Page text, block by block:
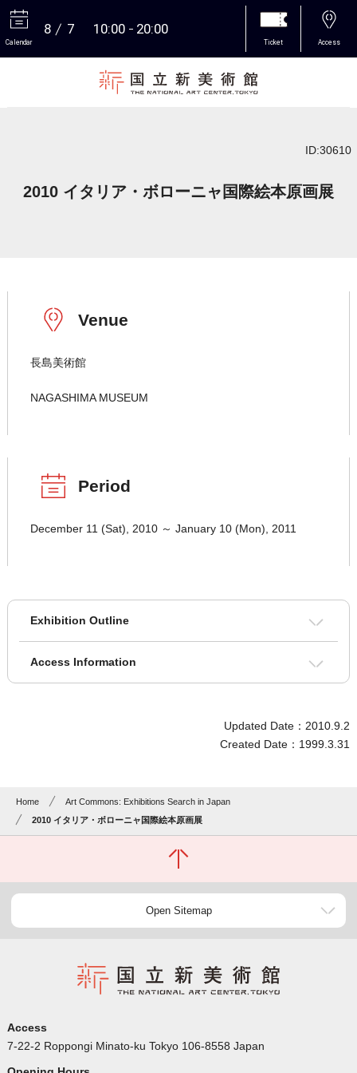
Calendar
8 7 10:00 20:00
Ticket Access
ID:30610
2010 イタリア・ボローニャ国際絵本原画展
Venue
長島美術館
NAGASHIMA MUSEUM
Period
December 11 (Sat), 2010 ～ January 10 (Mon), 2011
Exhibition Outline
Access Information
Updated Date：2010.9.2
Created Date：1999.3.31
Home
Art Commons: Exhibitions Search in Japan
2010 イタリア・ボローニャ国際絵本原画展
Open Sitemap
Access
7-22-2 Roppongi Minato-ku Tokyo 106-8558 Japan